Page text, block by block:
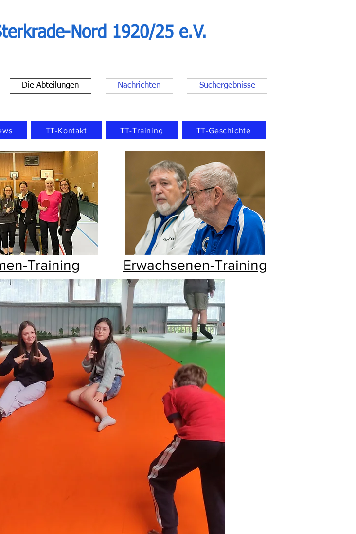
Nord 1920/25 e.V.
Die Abteilungen Nachrichten Suchergebnisse
TT-Kontakt TT-Training TT-Geschichte
Training Erwachsenen-Training